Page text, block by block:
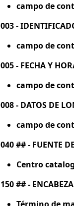
campo de
003 -
campo de
005 - FECHA Y
campo de
008 - DATOS DE
campo de
040 ## - FUENTE
Centro
150 ## -